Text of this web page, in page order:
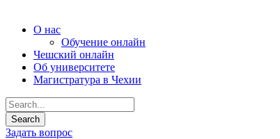
О нас
Обучение онлайн
Чешский онлайн
Об университете
Магистратура в Чехии
Задать вопрос